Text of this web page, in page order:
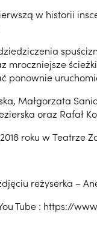
w historii
ponownie
Małgorzata
oraz Rafał
roku w Teatrze
reżyserka –
Tube : https://